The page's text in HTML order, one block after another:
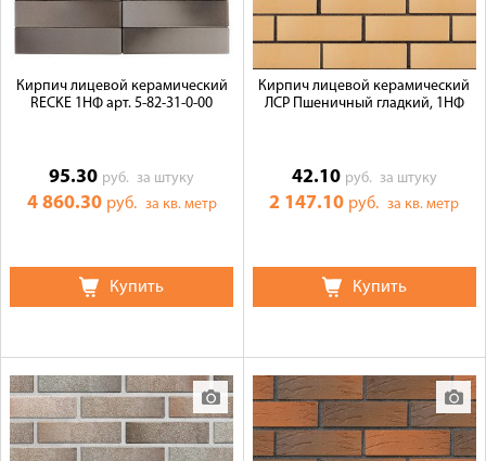
Кирпич лицевой керамический
RECKE 1НФ арт. 5-82-31-0-00
95.30 руб.за штуку
4 860.30 руб. за кв. метр
Купить
Кирпич лицевой керамический
ЛСР Пшеничный гладкий, 1НФ
42.10 руб. за штуку
2 147.10 руб.за кв. метр
Купить